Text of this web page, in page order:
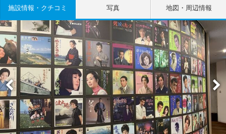
施設情報・クチコミ 写真 地図・周辺情報